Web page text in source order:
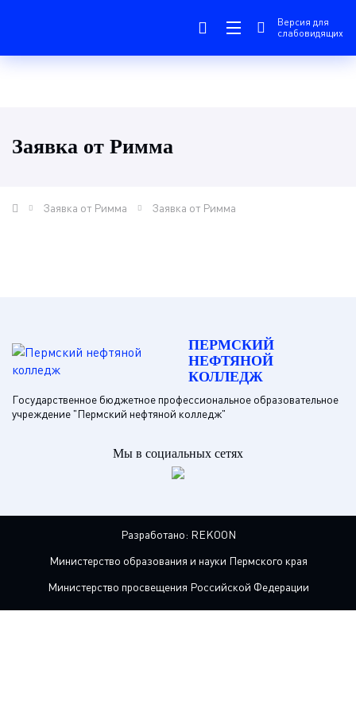
Версия для
слабовидящих
Заявка от Римма
Заявка от Римма Заявка от Римма
ПЕРМСКИЙ
НЕФТЯНОЙ
КОЛЛЕДЖ
Государственное бюджетное профессиональное образовательное
учреждение "Пермский нефтяной колледж"
Мы в социальных сетях
Разработано: REKOON
Министерство образования и науки Пермского края
Министерство просвещения Российской Федерации